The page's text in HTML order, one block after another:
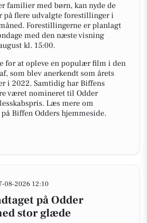
familier med børn, kan nyde de
på flere udvalgte forestillinger i
Forestillingerne er planlagt
med den næste visning
kl. 15:00.
for at opleve en populær film i den
som blev anerkendt som årets
i 2022. Samtidig har Biffens
været nomineret til Odder
Læs mere om
Biffen Odders hjemmeside.
08-2026 12:10
på Odder
stor glæde